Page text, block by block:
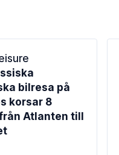
bilresa på
korsar 8
Atlanten till